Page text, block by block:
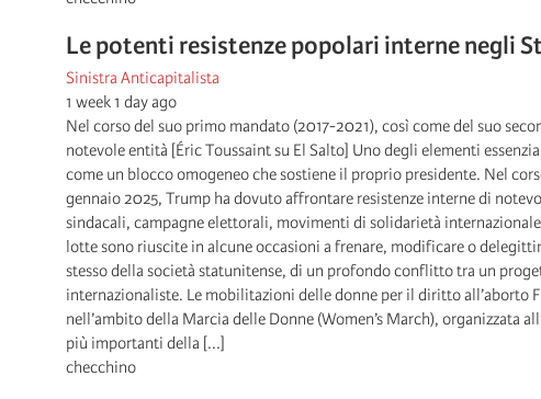
Le potenti resistenze popolari interne negli
Sinistra Anticapitalista
1 week 1 day ago
Nel corso del suo primo mandato (2017-2021), così come del suo
notevole entità [Éric Toussaint su El Salto] Uno degli elementi
come un blocco omogeneo che sostiene il proprio presidente. Nel
gennaio 2025, Trump ha dovuto affrontare resistenze interne di
sindacali, campagne elettorali, movimenti di solidarietà
lotte sono riuscite in alcune occasioni a frenare, modificare o
stesso della società statunitense, di un profondo conflitto tra un
internazionaliste. Le mobilitazioni delle donne per il diritto all’aborto
nell’ambito della Marcia delle Donne (Women’s March),
più importanti della [...]
checchino